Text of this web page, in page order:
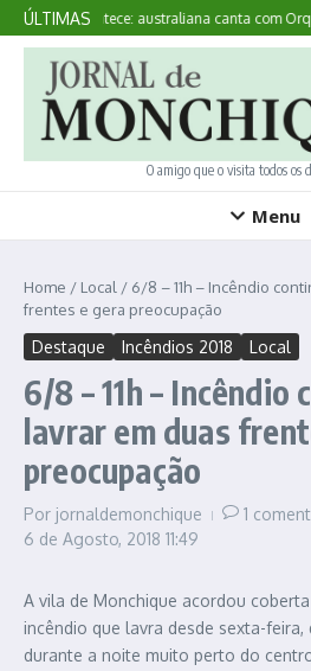
Ir para o conteúdo
ÚLTIMAS
Aqui Acontece: australiana canta com
O amigo que o visita todos os
Menu
Home / Local / 6/8 – 11h – Incêndio
frentes e gera preocupação
Destaque Incêndios 2018 Local
6/8 – 11h – Incêndio
lavrar em duas
preocupação
Por jornaldemonchique
1
6 de Agosto, 2018 11:49
A vila de Monchique acordou
incêndio que lavra desde sexta-feira,
durante a noite muito perto do